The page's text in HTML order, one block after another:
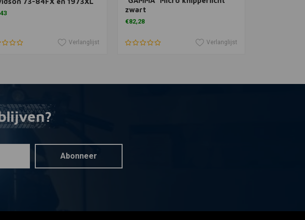
Verlanglijst
zwart
€82,28
Verlanglijst
Abonneer